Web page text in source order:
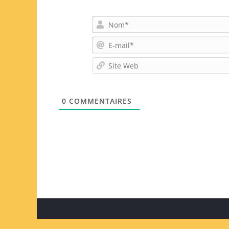
0 COMMENTAIRES